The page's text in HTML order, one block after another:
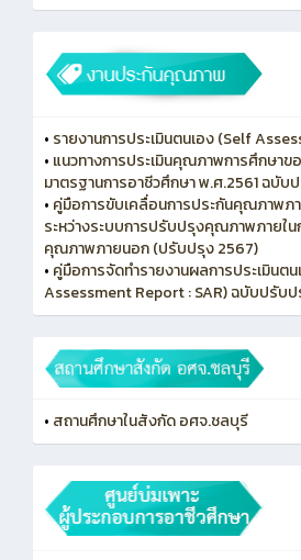
• รายงานการประเมินตนเอง (Self
• แนวทางการประเมินคุณภาพการศึกษาข
มาตรฐานการอาชีวศึกษา พ.ศ.2561 ฉบับ
• คู่มือการขับเคลื่อนการประกันคุณภาพภ
ระหว่างระบบการปรับปรุงคุณภาพภายใ
คุณภาพภายนอก (ปรับปรุง 2567)
• คู่มือการจัดทำรายงานผลการประเมินต
Assessment Report : SAR) ฉบับปรับ
• สถานศึกษาในสังกัด อศจ.ชลบุรี